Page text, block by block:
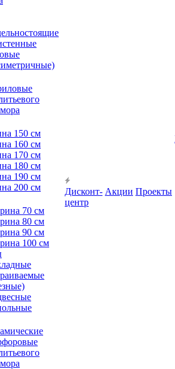
150 см
160 см
170 см
180 см
190 см
200 см
70 см
80 см
90 см
100 см
Дисконт-
центр
Акции Проекты